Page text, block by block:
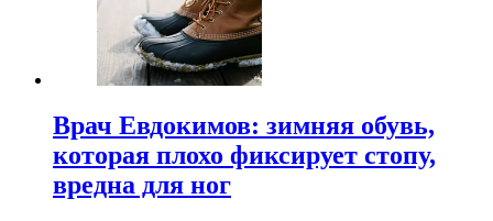
Врач Евдокимов: зимняя обувь,
которая плохо фиксирует стопу,
вредна для ног